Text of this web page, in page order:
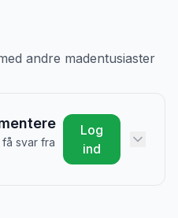
andre madentusiaster
svar fra
Log
ind